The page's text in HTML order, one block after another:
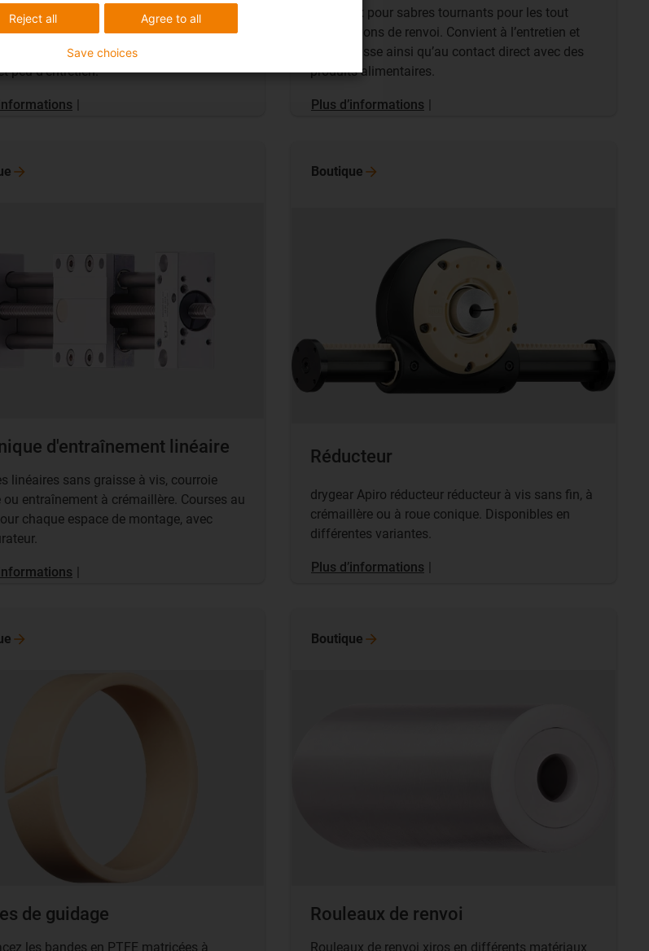
guidage en polymères résistants à
à partir de l’unité. Sans lubrification
avec une capacité de charge
peu d’entretien.
|
Rouleaux pour sabres tournants pour les tout
petits rayons de renvoi. Convient à l’entretien et
sans graisse ainsi qu’au contact direct avec des
produits alimentaires.
Plus d’informations |
d'entraînement linéaire
linéaires sans graisse à vis, courroie
ou entraînement à crémaillère. Courses au
chaque espace de montage, avec
Réducteur
drygear Apiro réducteur réducteur à vis sans fin, à
crémaillère ou à roue conique. Disponibles en
différentes variantes.
Plus d’informations
Boutique
de guidage
les bandes en PTFE matricées à
Rouleaux de renvoi
Rouleaux de renvoi xiros en différents matériaux
Boutique
Agree to all
Reject all
Save choices